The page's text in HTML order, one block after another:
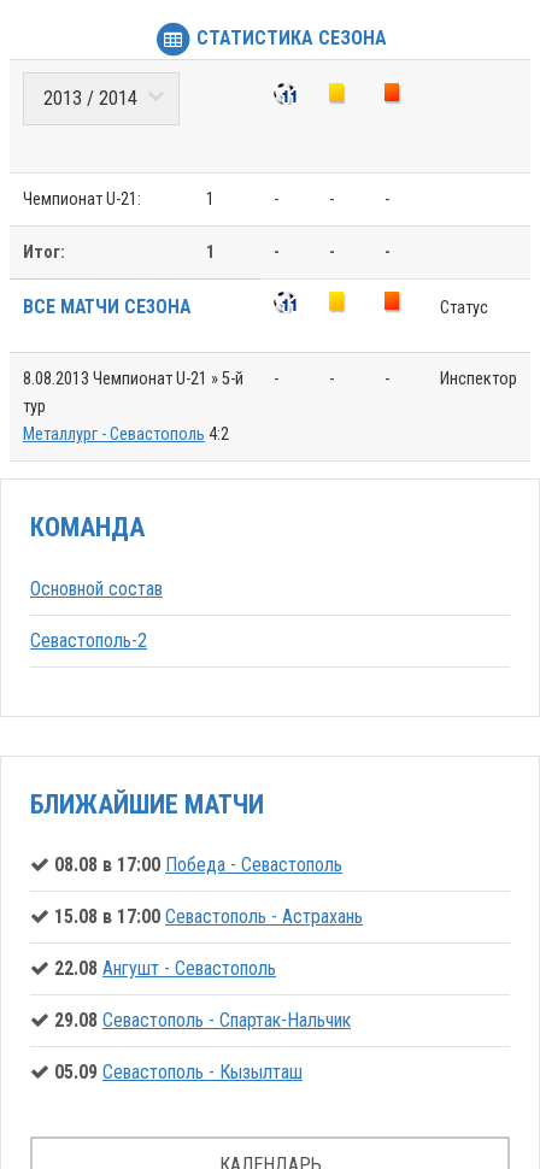
СТАТИСТИКА СЕЗОНА
Чемпионат U-21: 1 - - -
Итог: 1 - - -
ВСЕ МАТЧИ СЕЗОНА Статус
8.08.2013 Чемпионат U-21 » 5-й
тур
Металлург - Севастополь 4:2
- - - Инспектор
КОМАНДА
Основной состав
Севастополь-2
БЛИЖАЙШИЕ МАТЧИ
08.08 в 17:00 Победа - Севастополь
15.08 в 17:00 Севастополь - Астрахань
22.08 Ангушт - Севастополь
29.08 Севастополь - Спартак-Нальчик
05.09 Севастополь - Кызылташ